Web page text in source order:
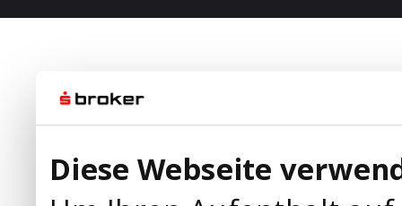
Diese Webseite